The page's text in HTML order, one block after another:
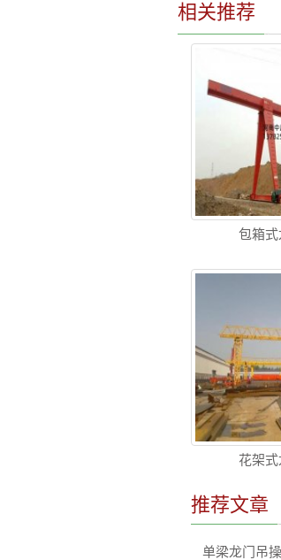
相关推荐
包箱
花架
推荐文章
单梁龙门吊